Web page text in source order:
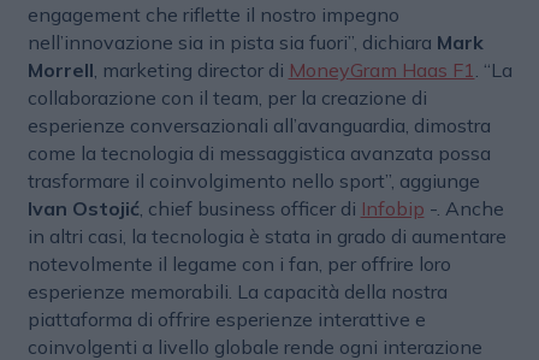
engagement che riflette il nostro impegno
nell’innovazione sia in pista sia fuori”, dichiara Mark
Morrell , marketing director di MoneyGram Haas F1 . “La
collaborazione con il team, per la creazione di
esperienze conversazionali all’avanguardia, dimostra
come la tecnologia di messaggistica avanzata possa
trasformare il coinvolgimento nello sport”, aggiunge
Ivan Ostojić , chief business officer di Infobip -. Anche
in altri casi, la tecnologia è stata in grado di aumentare
notevolmente il legame con i fan, per offrire loro
esperienze memorabili. La capacità della nostra
piattaforma di offrire esperienze interattive e
coinvolgenti a livello globale rende ogni interazione